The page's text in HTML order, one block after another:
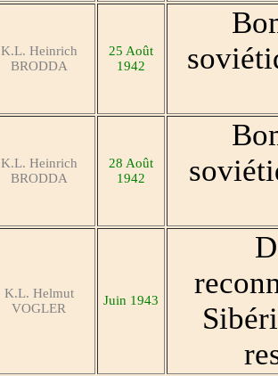
K.L. Heinrich
BRODDA
25 Août
1942
K.L. Heinrich
BRODDA
28 Août
1942
K.L. Helmut
VOGLER
Juin 1943